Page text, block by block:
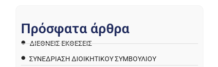
Πρόσφατα άρθρα
ΔΙΕΘΝΕΙΣ ΕΚΘΕΣΕΙΣ
ΣΥΝΕΔΡΙΑΣΗ ΔΙΟΙΚΗΤΙΚΟΥ ΣΥΜΒΟΥΛΙΟΥ